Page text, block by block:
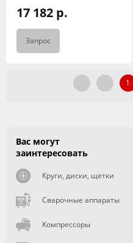
17 182 р.
Запрос
1
Вас могут
заинтересовать
Круги, диски, щетки
Сварочные аппараты
Компрессоры